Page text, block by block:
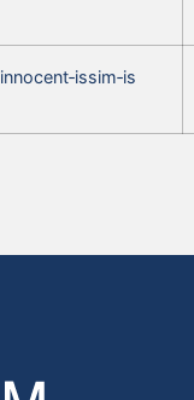
innocent‑issim‑is